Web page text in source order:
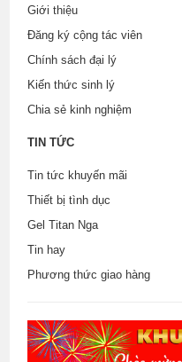
Giới thiệu
Đăng ký cộng tác viên
Chính sách đại lý
Kiến thức sinh lý
Chia sẻ kinh nghiệm
TIN TỨC
Tin tức khuyến mãi
Thiết bị tình dục
Gel Titan Nga
Tin hay
Phương thức giao hàng